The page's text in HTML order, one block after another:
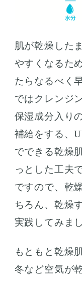
肌が乾燥した
やすくなるた
たらなるべく
ではクレンジ
保湿成分入り
補給をする、
でできる乾燥
っとした工夫
ですので、乾
ちろん、乾燥
実践してみま
もともと乾燥
冬など空気が